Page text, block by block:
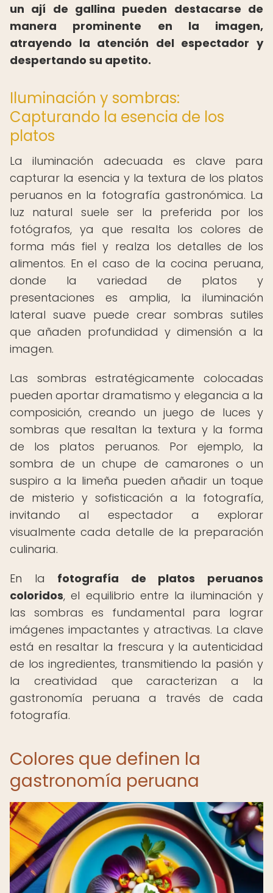
un ají de gallina pueden destacarse de
manera prominente en la imagen,
atrayendo la atención del espectador y
despertando su apetito.
Iluminación y sombras:
Capturando la esencia de los
platos
La iluminación adecuada es clave para
capturar la esencia y la textura de los platos
peruanos en la fotografía gastronómica. La
luz natural suele ser la preferida por los
fotógrafos, ya que resalta los colores de
forma más fiel y realza los detalles de los
alimentos. En el caso de la cocina peruana,
donde la variedad de platos y
presentaciones es amplia, la iluminación
lateral suave puede crear sombras sutiles
que añaden profundidad y dimensión a la
imagen.
Las sombras estratégicamente colocadas
pueden aportar dramatismo y elegancia a la
composición, creando un juego de luces y
sombras que resaltan la textura y la forma
de los platos peruanos. Por ejemplo, la
sombra de un chupe de camarones o un
suspiro a la limeña pueden añadir un toque
de misterio y sofisticación a la fotografía,
invitando al espectador a explorar
visualmente cada detalle de la preparación
culinaria.
En la fotografía de platos peruanos
coloridos, el equilibrio entre la iluminación y
las sombras es fundamental para lograr
imágenes impactantes y atractivas. La clave
está en resaltar la frescura y la autenticidad
de los ingredientes, transmitiendo la pasión y
la creatividad que caracterizan a la
gastronomía peruana a través de cada
fotografía.
Colores que definen la
gastronomía peruana